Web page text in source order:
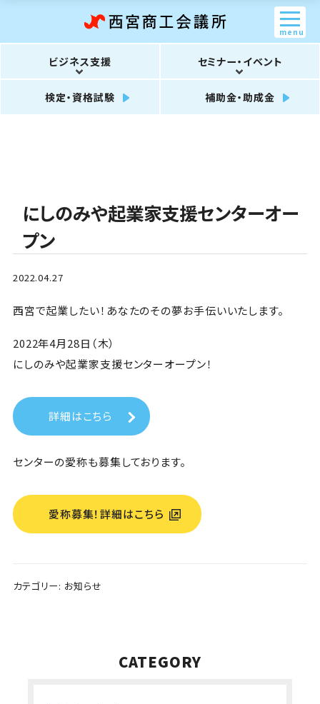
ビジネス支援 セミナー・イベント
検定・資格試験 補助金・助成金
menu
にしのみや起業家支援センターオー
プン
2022.04.27
西宮で起業したい！あなたのその夢お手伝いいたします。
2022年4月28日（木）
にしのみや起業家支援センターオープン！
詳細はこちら
センターの愛称も募集しております。
愛称募集！詳細はこちら
カテゴリー: お知らせ
CATEGORY